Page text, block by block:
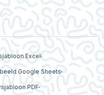
Excel
Google Sheets
PDF